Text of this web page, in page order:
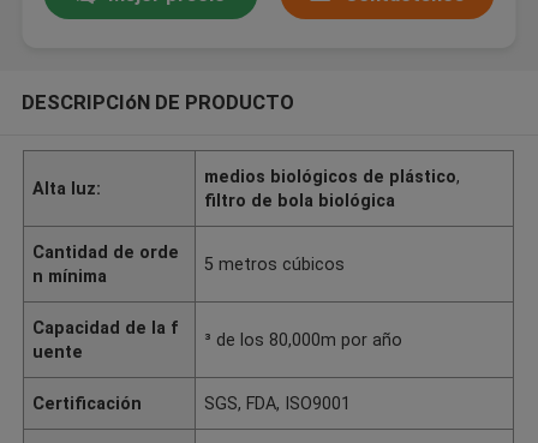
DESCRIPCIóN DE PRODUCTO
Alta luz:
medios biológicos de plástico,
filtro de bola biológica
Cantidad de orde
n mínima
5 metros cúbicos
Capacidad de la f
uente
³ de los 80,000m por año
Certificación SGS, FDA, ISO9001